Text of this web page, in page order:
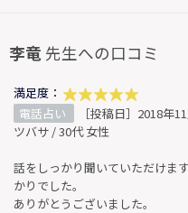
李竜 先生への口コミ
満足度：
電話占い
［投稿日］2018年
ツバサ / 30代 女性
話をしっかり聞いていただけま
かりでした。
ありがとうございました。